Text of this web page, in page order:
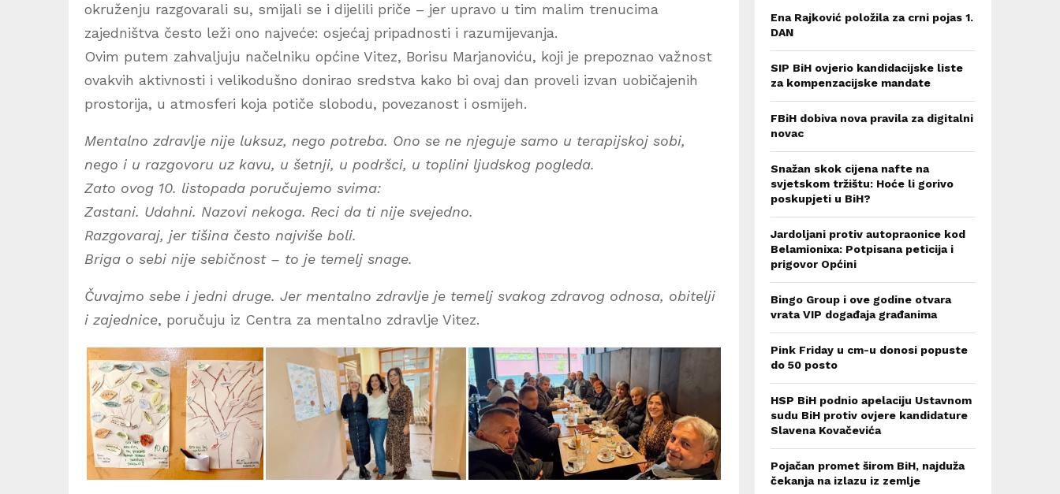
okruženju razgovarali su, smijali se i dijelili priče – jer upravo u tim malim trenucima
zajedništva često leži ono najveće: osjećaj pripadnosti i razumijevanja.
Ovim putem zahvaljuju načelniku općine Vitez, Borisu Marjanoviću, koji je prepoznao važnost
ovakvih aktivnosti i velikodušno donirao sredstva kako bi ovaj dan proveli izvan uobičajenih
prostorija, u atmosferi koja potiče slobodu, povezanost i osmijeh.
Mentalno zdravlje nije luksuz, nego potreba. Ono se ne njeguje samo u terapijskoj sobi,
nego i u razgovoru uz kavu, u šetnji, u podršci, u toplini ljudskog pogleda.
Zato ovog 10. listopada poručujemo svima:
Zastani. Udahni. Nazovi nekoga. Reci da ti nije svejedno.
Razgovaraj, jer tišina često najviše boli.
Briga o sebi nije sebičnost – to je temelj snage.
Čuvajmo sebe i jedni druge. Jer mentalno zdravlje je temelj svakog zdravog odnosa, obitelji
i zajednice, poručuju iz Centra za mentalno zdravlje Vitez.
Ena Rajković položila za crni pojas 1.
DAN
SIP BiH ovjerio kandidacijske liste
za kompenzacijske mandate
FBiH dobiva nova pravila za digitalni
novac
Snažan skok cijena nafte na
svjetskom tržištu: Hoće li gorivo
poskupjeti u BiH?
Jardoljani protiv autopraonice kod
Belamionixa: Potpisana peticija i
prigovor Općini
Bingo Group i ove godine otvara
vrata VIP događaja građanima
Pink Friday u cm-u donosi popuste
do 50 posto
HSP BiH podnio apelaciju Ustavnom
sudu BiH protiv ovjere kandidature
Slavena Kovačevića
Pojačan promet širom BiH, najduža
čekanja na izlazu iz zemlje